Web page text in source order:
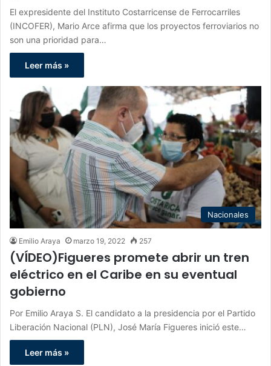
El expresidente del Instituto Costarricense de Ferrocarriles
(INCOFER), Mario Arce afirma que los proyectos ferroviarios no
son una prioridad para…
Leer más »
Nacionales
Emilio Araya marzo 19, 2022 257
(VÍDEO)Figueres promete abrir un tren
eléctrico en el Caribe en su eventual
gobierno
Por Emilio Araya S. El candidato a la presidencia por el Partido
Liberación Nacional (PLN), José María Figueres inició este…
Leer más »